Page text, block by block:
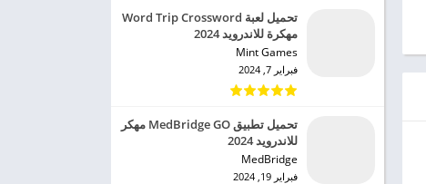
تحميل لعبة Word Trip Crossword
مهكرة للاندرويد 2024
Mint Games‏
فبراير 7, 2024
تحميل تطبيق MedBridge GO مهكر
للاندرويد 2024
MedBridge‏
فبراير 19, 2024